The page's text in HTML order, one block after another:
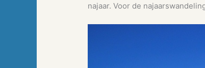
najaar. Voor de